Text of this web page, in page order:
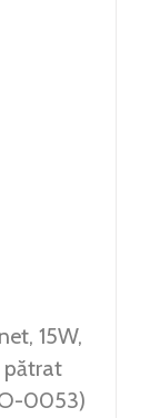
15W,
pătrat
0053)